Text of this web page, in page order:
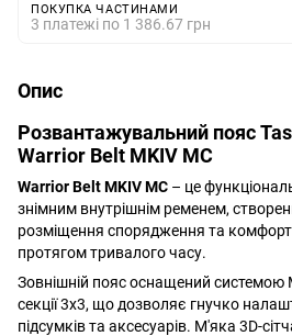
ПОКУПКА ЧАСТИНАМИ
3 платежі по 1 386.67 грн
Опис
Розвантажувальний пояс
Warrior Belt MKIV MC
Warrior Belt MKIV MC – це
знімним внутрішнім ременем,
розміщення спорядження та
протягом тривалого часу.
Зовнішній пояс оснащений системою
секції 3x3, що дозволяє гнучко
підсумків та аксесуарів. М'яка 3D-